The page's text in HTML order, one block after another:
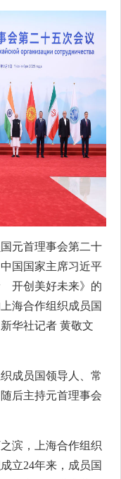
元首理事会第二十
国国家主席习近平
开创美好未来》的
海合作组织成员国
华社记者 黄敬文
成员国领导人、常
后主持元首理事会
滨，上海合作组织
立24年来，成员国